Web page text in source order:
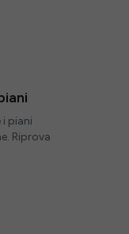
piani
Riprova